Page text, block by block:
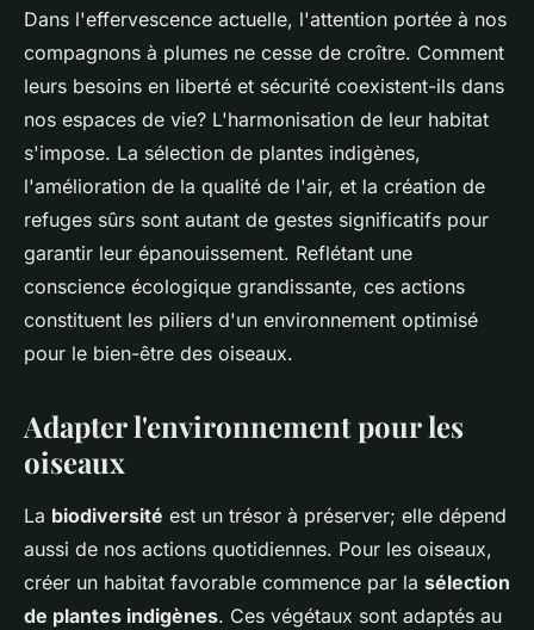
Optimiser l'environnement
pour améliorer le bien-être
des oiseaux
violette•8 février 2024•2 min de lecture
Dans l'effervescence actuelle, l'attention portée à nos
compagnons à plumes ne cesse de croître. Comment
leurs besoins en liberté et sécurité coexistent-ils dans
nos espaces de vie? L'harmonisation de leur habitat
s'impose. La sélection de plantes indigènes,
l'amélioration de la qualité de l'air, et la création de
refuges sûrs sont autant de gestes significatifs pour
garantir leur épanouissement. Reflétant une
conscience écologique grandissante, ces actions
constituent les piliers d'un environnement optimisé
pour le bien-être des oiseaux.
Adapter l'environnement pour les
oiseaux
La biodiversité est un trésor à préserver; elle dépend
aussi de nos actions quotidiennes. Pour les oiseaux,
créer un habitat favorable commence par la sélection
de plantes indigènes. Ces végétaux sont adaptés au